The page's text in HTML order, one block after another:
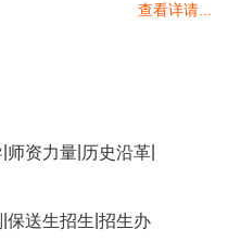
查看详请...
师资力量 历史沿革
保送生招生 招生办